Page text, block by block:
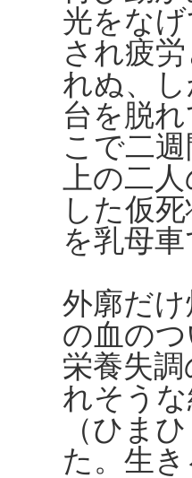
光をな
され疲
れぬ、
台を脱
こで二
上の二
した仮
を乳母
外廓だ
の血の
栄養失
れそう
（ひま
た。生